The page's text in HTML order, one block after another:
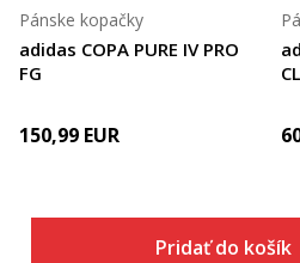
adidas COPA PURE IV PRO
FG
Pánske kopačky
150,99 EUR
Pridať do košíka